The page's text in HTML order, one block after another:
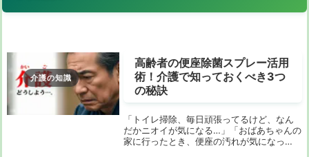
介護の知識
高齢者の便座除菌スプレー活用
術！介護で知っておくべき3つ
の秘訣
「トイレ掃除、毎日頑張ってるけど、なん
だかニオイが気になる…」「おばあちゃんの
家に行ったとき、便座の汚れが気になっ